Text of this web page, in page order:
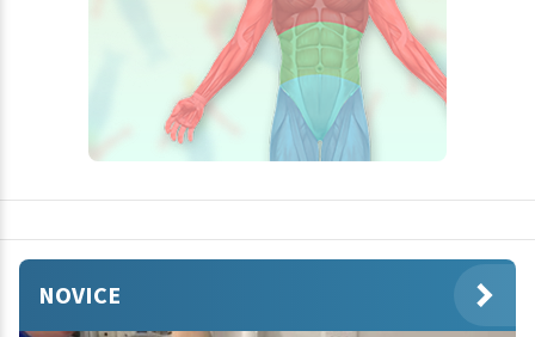
NOVICE